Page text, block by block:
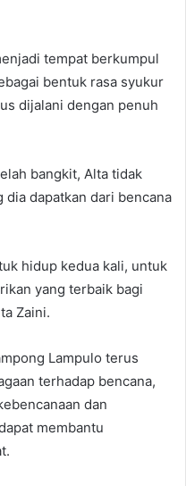
tempat berkumpul
bentuk rasa syukur
dijalani dengan penuh
bangkit, Alta tidak
dia dapatkan dari bencana
hidup kedua kali, untuk
yang terbaik bagi
Zaini.
Lampulo terus
terhadap bencana,
dan
membantu